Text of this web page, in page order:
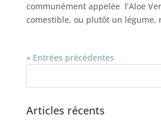
communément appelée l’Aloe
comestible, ou plutôt un légume,
« Entrées précédentes
Articles récents